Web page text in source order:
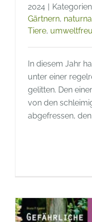
2024 |
Gärtnern,
Tiere,
In diesem Jahr
unter einer
gelitten. Den
von den
abgefressen,